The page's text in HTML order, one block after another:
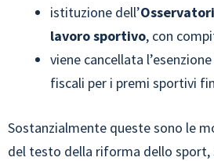
istituzione dell’
lavoro sportivo, con
viene cancellata
fiscali per i premi sportivi
Sostanzialmente queste sono le
del testo della riforma dello sport,